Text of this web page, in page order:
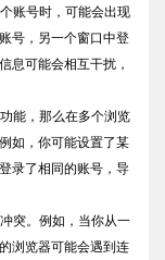
账号时，可能会出现
号，另一个窗口中登
息可能会相互干扰，
能，那么在多个浏览
如，你可能设置了某
录了相同的账号，导
突。例如，当你从一
浏览器可能会遇到连